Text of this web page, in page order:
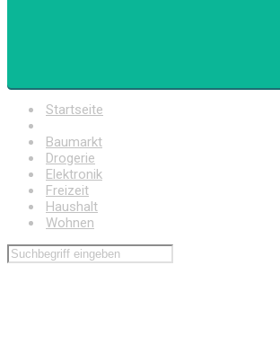
Startseite
Baumarkt
Drogerie
Elektronik
Freizeit
Haushalt
Wohnen